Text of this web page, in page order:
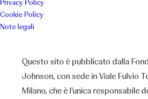
Privacy Policy
Cookie Policy
Note legali
Questo sito è pubblicato dalla
Johnson, con sede in Viale Fulvio
Milano, che è l’unica responsabile
Associazione
Botteghe e Mestieri Cooperativa